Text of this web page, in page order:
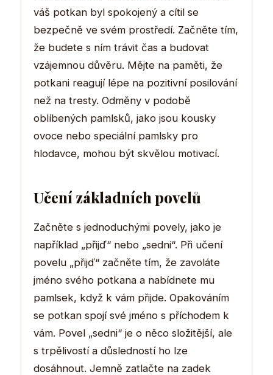
váš potkan byl spokojený a cítil se
bezpečně ve svém prostředí. Začněte tím,
že budete s ním trávit čas a budovat
vzájemnou důvěru. Mějte na paměti, že
potkani reagují lépe na pozitivní posilování
než na tresty. Odměny v podobě
oblíbených pamlsků, jako jsou kousky
ovoce nebo speciální pamlsky pro
hlodavce, mohou být skvělou motivací.
Učení základních povelů
Začněte s jednoduchými povely, jako je
například „přijď“ nebo „sedni“. Při učení
povelu „přijď“ začněte tím, že zavoláte
jméno svého potkana a nabídnete mu
pamlsek, když k vám přijde. Opakováním
se potkan spojí své jméno s příchodem k
vám. Povel „sedni“ je o něco složitější, ale
s trpělivostí a důsledností ho lze
dosáhnout. Jemně zatlačte na zadek